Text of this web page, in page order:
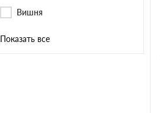
Вишня
Показать все